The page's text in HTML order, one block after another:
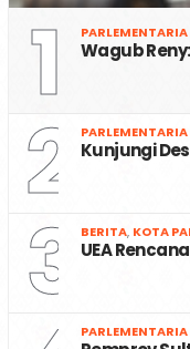
1 PARLEMENTARIA
Wagub
2 PARLEMENTARIA
Kunjungi
3 BERITA, KOTA
UEA
PARLEMENTARIA